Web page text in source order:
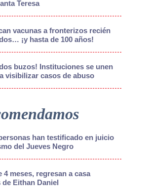
Teresa
vacunas a fronterizos recién
¡y hasta de 100 años!
buzos! Instituciones se unen
visibilizar casos de abuso
han testificado en juicio
del Jueves Negro
4 meses, regresan a casa
Eithan Daniel